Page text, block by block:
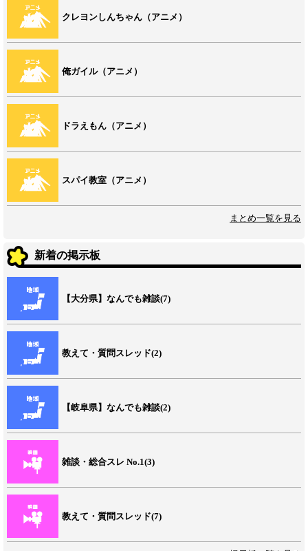
クレヨンしんちゃん（アニメ）
俺ガイル（アニメ）
ドラえもん（アニメ）
スパイ教室（アニメ）
まとめ一覧を見る
新着の掲示板
【大分県】なんでも雑談(7)
教えて・質問スレッド(2)
【岐阜県】なんでも雑談(2)
雑談・総合スレ No.1(3)
教えて・質問スレッド(7)